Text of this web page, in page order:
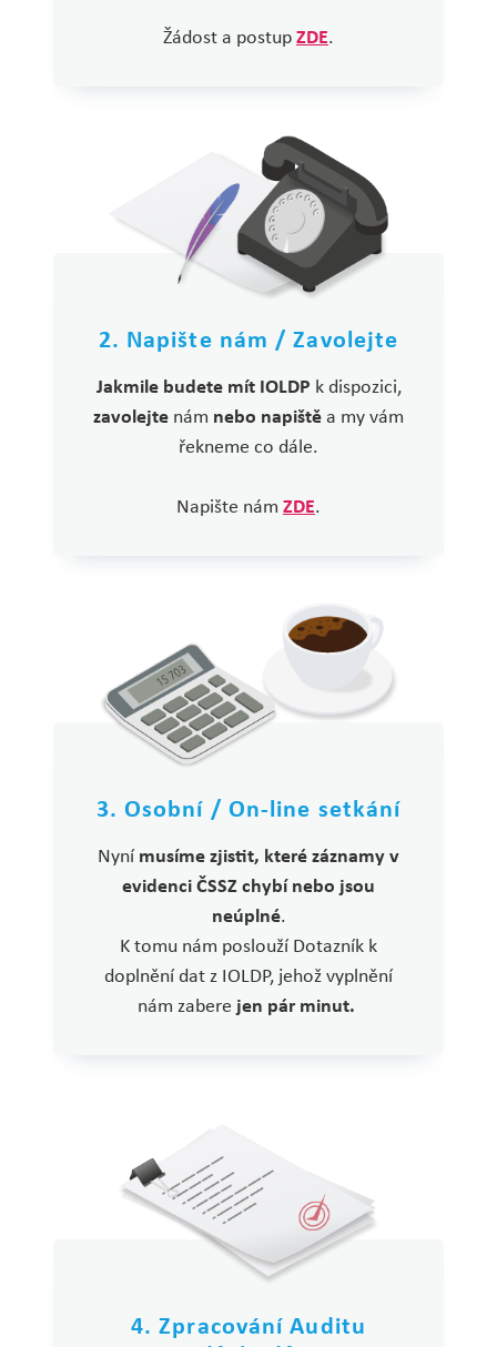
Žádost a postupZDE.
2. Napište nám / Zavolejte
Jakmile budete mít IOLDP k dispozici,
zavolejte nám nebo napištěa my vám
řekneme co dále.
Napište nám ZDE.
3. Osobní / On-line setkání
Nyní musíme zjistit, které záznamy v
evidenci ČSSZ chybí nebo jsou
neúplné.
K tomu nám poslouží Dotazník k
doplnění dat z IOLDP, jehož vyplnění
nám zabere jen pár minut.
4. Zpracování Auditu